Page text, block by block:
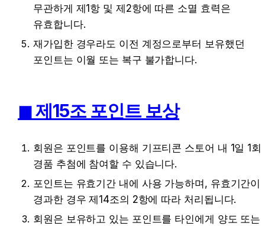
무관하게 제1항 및 제2항에 따른 소멸 효력은
유효합니다.
재가입한 경우라도 이전 계정으로부터 보유했던
포인트는 이월 또는 복구 불가합니다.
◼︎ 제15조 포인트 보상
회원은 포인트를 이용해 기프티콘 스토어 내 1일 1회
경품 추첨에 참여할 수 있습니다.
포인트는 유효기간 내에 사용 가능하며, 유효기간이
경과한 경우 제14조의 2항에 따라 처리됩니다.
회원은 보유하고 있는 포인트를 타인에게 양도 또는